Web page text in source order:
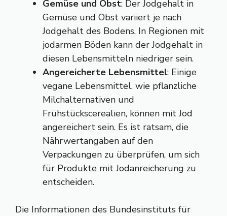
Gemüse und Obst: Der Jodgehalt in
Gemüse und Obst variiert je nach
Jodgehalt des Bodens. In Regionen mit
jodarmen Böden kann der Jodgehalt in
diesen Lebensmitteln niedriger sein.
Angereicherte Lebensmittel: Einige
vegane Lebensmittel, wie pflanzliche
Milchalternativen und
Frühstückscerealien, können mit Jod
angereichert sein. Es ist ratsam, die
Nährwertangaben auf den
Verpackungen zu überprüfen, um sich
für Produkte mit Jodanreicherung zu
entscheiden.
Die Informationen des Bundesinstituts für